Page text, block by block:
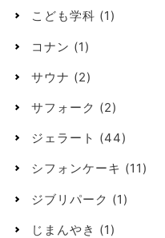
こども学科 (1)
コナン (1)
サウナ (2)
サフォーク (2)
ジェラート (44)
シフォンケーキ (11)
ジブリパーク (1)
じまんやき (1)